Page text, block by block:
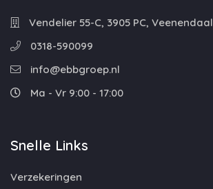
Vendelier 55-C, 3905 PC, Veenendaal
0318-590099
info@ebbgroep.nl
Ma - Vr 9:00 - 17:00
Snelle Links
Verzekeringen